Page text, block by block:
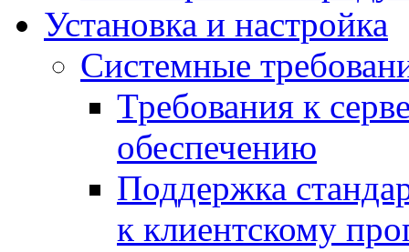
Установка и настройка
Системные
Требования к
обеспечению
Поддержка
к клиентскому